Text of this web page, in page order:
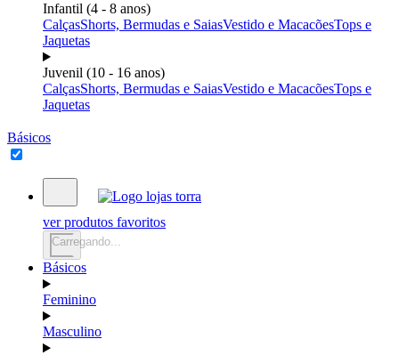
Infantil (4 - 8 anos)
CalçasShorts, Bermudas e SaiasVestido e MacacõesTops e
Jaquetas
Juvenil (10 - 16 anos)
CalçasShorts, Bermudas e SaiasVestido e MacacõesTops e
Jaquetas
Básicos
ver produtos favoritos
Carregando...
Básicos
Feminino
Masculino